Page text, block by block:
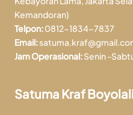
Kemandoran)
Telpon:0812-1834-7837
Email:
Jam Operasional:Senin -
Satuma Kraf